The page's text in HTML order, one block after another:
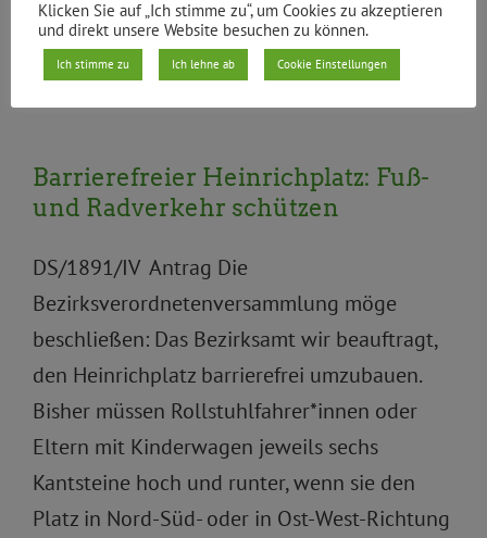
Von | 06.04.2016
Weiterlesen
Barrierefreier Heinrichplatz: Fuß-
und Radverkehr schützen
DS/1891/IV Antrag Die
Bezirksverordnetenversammlung möge
beschließen: Das Bezirksamt wir beauftragt,
den Heinrichplatz barrierefrei umzubauen.
Bisher müssen Rollstuhlfahrer*innen oder
Eltern mit Kinderwagen jeweils sechs
Kantsteine hoch und runter, wenn sie den
Platz in Nord-Süd- oder in Ost-West-Richtung
Klicken Sie auf „Ich stimme zu“, um Cookies zu akzeptieren
und direkt unsere Website besuchen zu können.
Ich stimme zu Ich lehne ab Cookie Einstellungen